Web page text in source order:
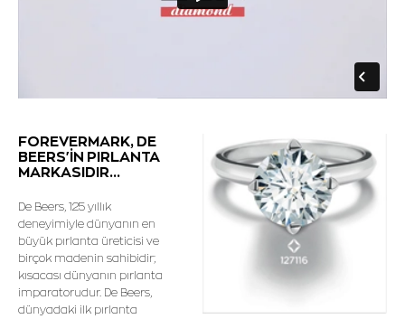
FOREVERMARK, DE
BEERS'İN PIRLANTA
MARKASIDIR...
De Beers, 125 yıllık
deneyimiyle dünyanın en
büyük pırlanta üreticisi ve
birçok madenin sahibidir;
kısacası dünyanın pırlanta
imparatorudur. De Beers,
dünyadaki ilk pırlanta